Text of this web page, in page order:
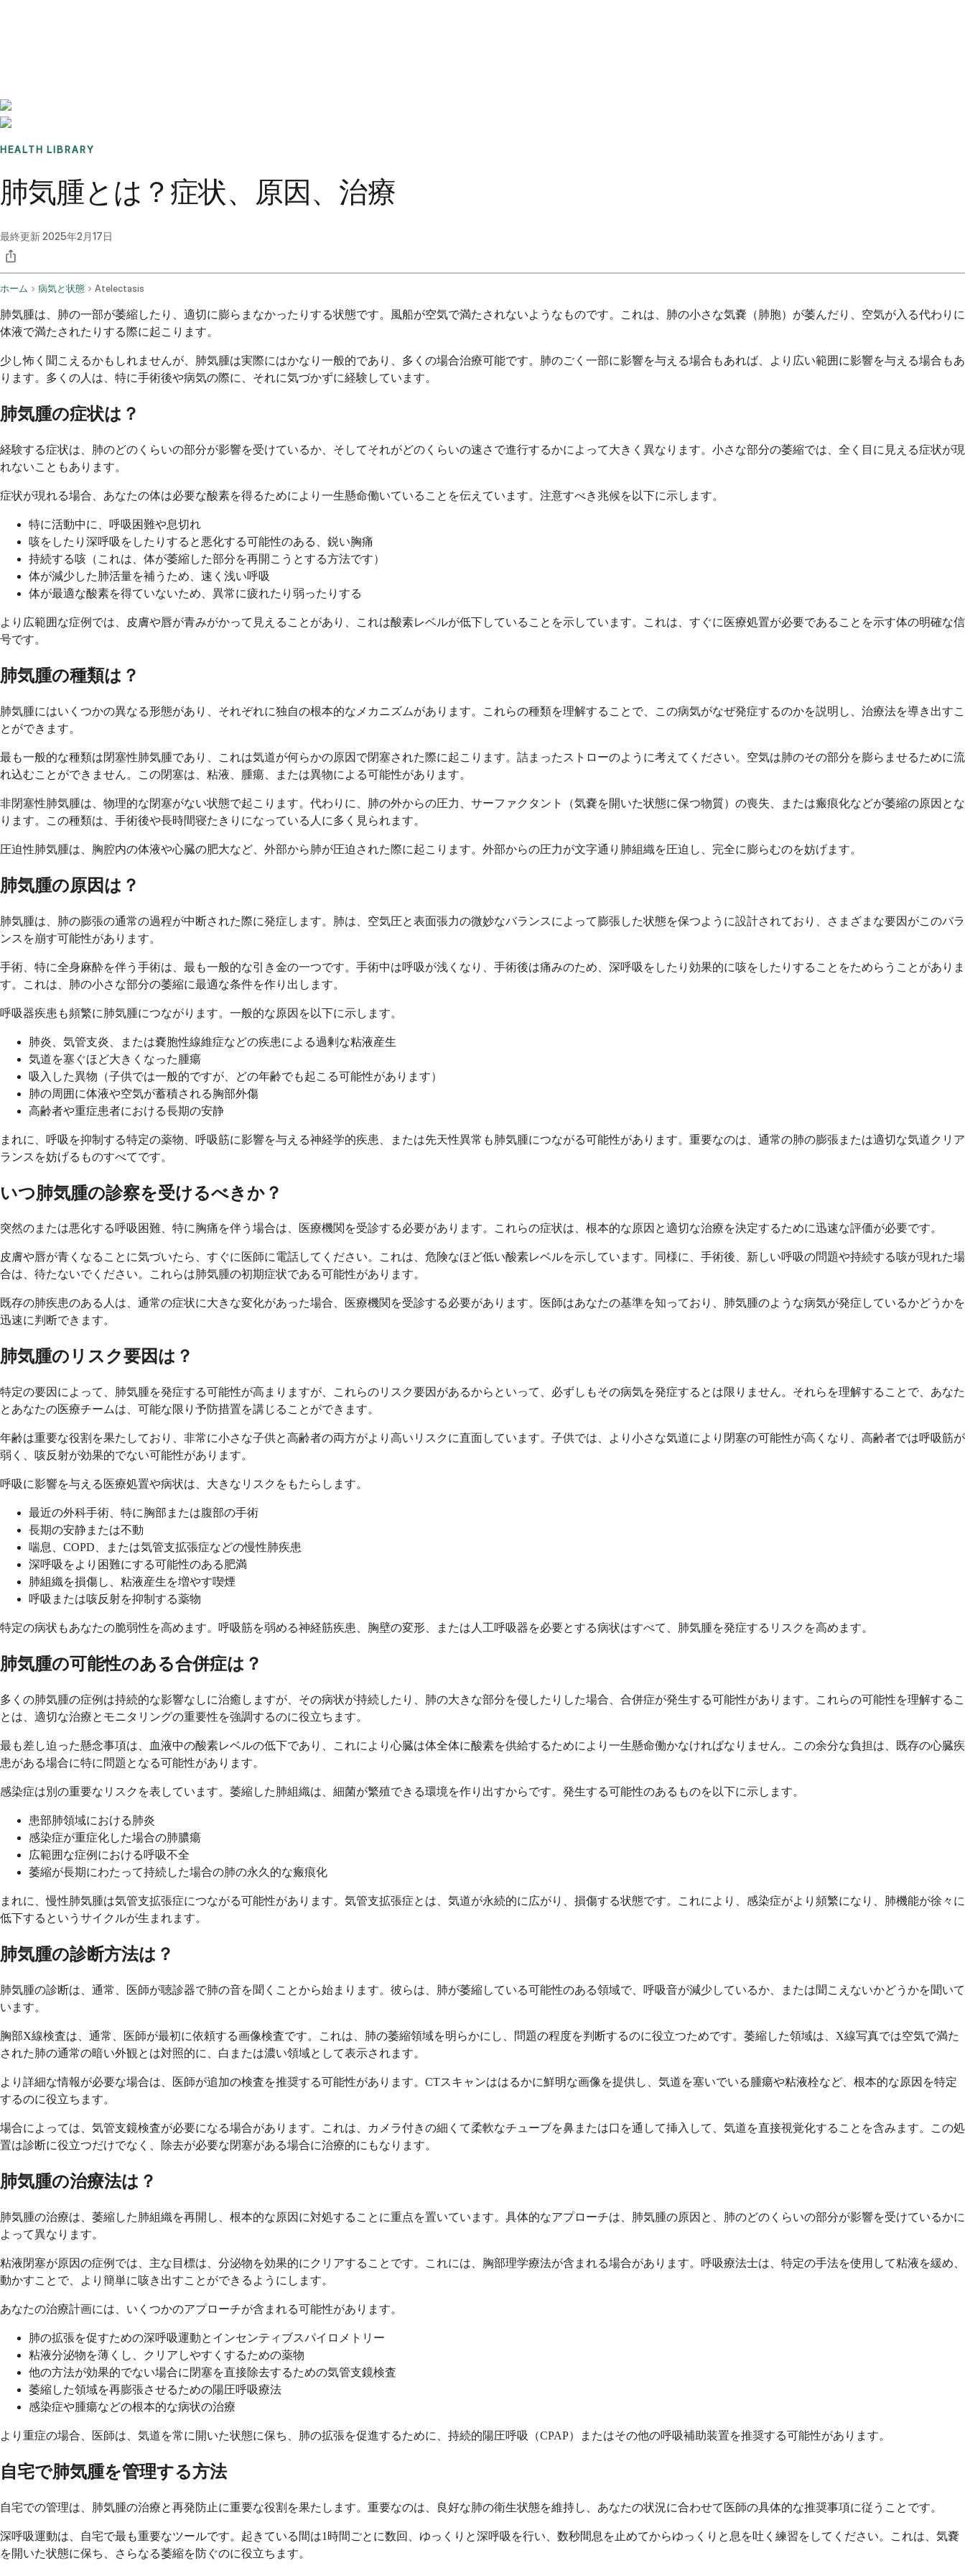
HEALTH LIBRARY
肺気腫とは？症状、原因、治療
最終更新2025年2月17日
ホーム 病気と状態 Atelectasis
肺気腫は、肺の一部が萎縮したり、適切に膨らまなかったりする状態です。風船が空気で満たされないようなものです。これは、肺の小さな気嚢（肺胞）が萎んだり、空気が入る代わりに
体液で満たされたりする際に起こります。
少し怖く聞こえるかもしれませんが、肺気腫は実際にはかなり一般的であり、多くの場合治療可能です。肺のごく一部に影響を与える場合もあれば、より広い範囲に影響を与える場合もあ
ります。多くの人は、特に手術後や病気の際に、それに気づかずに経験しています。
肺気腫の症状は？
経験する症状は、肺のどのくらいの部分が影響を受けているか、そしてそれがどのくらいの速さで進行するかによって大きく異なります。小さな部分の萎縮では、全く目に見える症状が現
れないこともあります。
症状が現れる場合、あなたの体は必要な酸素を得るためにより一生懸命働いていることを伝えています。注意すべき兆候を以下に示します。
特に活動中に、呼吸困難や息切れ
咳をしたり深呼吸をしたりすると悪化する可能性のある、鋭い胸痛
持続する咳（これは、体が萎縮した部分を再開こうとする方法です）
体が減少した肺活量を補うため、速く浅い呼吸
体が最適な酸素を得ていないため、異常に疲れたり弱ったりする
より広範囲な症例では、皮膚や唇が青みがかって見えることがあり、これは酸素レベルが低下していることを示しています。これは、すぐに医療処置が必要であることを示す体の明確な信
号です。
肺気腫の種類は？
肺気腫にはいくつかの異なる形態があり、それぞれに独自の根本的なメカニズムがあります。これらの種類を理解することで、この病気がなぜ発症するのかを説明し、治療法を導き出すこ
とができます。
最も一般的な種類は閉塞性肺気腫であり、これは気道が何らかの原因で閉塞された際に起こります。詰まったストローのように考えてください。空気は肺のその部分を膨らませるために流
れ込むことができません。この閉塞は、粘液、腫瘍、または異物による可能性があります。
非閉塞性肺気腫は、物理的な閉塞がない状態で起こります。代わりに、肺の外からの圧力、サーファクタント（気嚢を開いた状態に保つ物質）の喪失、または瘢痕化などが萎縮の原因とな
ります。この種類は、手術後や長時間寝たきりになっている人に多く見られます。
圧迫性肺気腫は、胸腔内の体液や心臓の肥大など、外部から肺が圧迫された際に起こります。外部からの圧力が文字通り肺組織を圧迫し、完全に膨らむのを妨げます。
肺気腫の原因は？
肺気腫は、肺の膨張の通常の過程が中断された際に発症します。肺は、空気圧と表面張力の微妙なバランスによって膨張した状態を保つように設計されており、さまざまな要因がこのバラ
ンスを崩す可能性があります。
手術、特に全身麻酔を伴う手術は、最も一般的な引き金の一つです。手術中は呼吸が浅くなり、手術後は痛みのため、深呼吸をしたり効果的に咳をしたりすることをためらうことがありま
す。これは、肺の小さな部分の萎縮に最適な条件を作り出します。
呼吸器疾患も頻繁に肺気腫につながります。一般的な原因を以下に示します。
肺炎、気管支炎、または嚢胞性線維症などの疾患による過剰な粘液産生
気道を塞ぐほど大きくなった腫瘍
吸入した異物（子供では一般的ですが、どの年齢でも起こる可能性があります）
肺の周囲に体液や空気が蓄積される胸部外傷
高齢者や重症患者における長期の安静
まれに、呼吸を抑制する特定の薬物、呼吸筋に影響を与える神経学的疾患、または先天性異常も肺気腫につながる可能性があります。重要なのは、通常の肺の膨張または適切な気道クリア
ランスを妨げるものすべてです。
いつ肺気腫の診察を受けるべきか？
突然のまたは悪化する呼吸困難、特に胸痛を伴う場合は、医療機関を受診する必要があります。これらの症状は、根本的な原因と適切な治療を決定するために迅速な評価が必要です。
皮膚や唇が青くなることに気づいたら、すぐに医師に電話してください。これは、危険なほど低い酸素レベルを示しています。同様に、手術後、新しい呼吸の問題や持続する咳が現れた場
合は、待たないでください。これらは肺気腫の初期症状である可能性があります。
既存の肺疾患のある人は、通常の症状に大きな変化があった場合、医療機関を受診する必要があります。医師はあなたの基準を知っており、肺気腫のような病気が発症しているかどうかを
迅速に判断できます。
肺気腫のリスク要因は？
特定の要因によって、肺気腫を発症する可能性が高まりますが、これらのリスク要因があるからといって、必ずしもその病気を発症するとは限りません。それらを理解することで、あなた
とあなたの医療チームは、可能な限り予防措置を講じることができます。
年齢は重要な役割を果たしており、非常に小さな子供と高齢者の両方がより高いリスクに直面しています。子供では、より小さな気道により閉塞の可能性が高くなり、高齢者では呼吸筋が
弱く、咳反射が効果的でない可能性があります。
呼吸に影響を与える医療処置や病状は、大きなリスクをもたらします。
最近の外科手術、特に胸部または腹部の手術
長期の安静または不動
喘息、COPD、または気管支拡張症などの慢性肺疾患
深呼吸をより困難にする可能性のある肥満
肺組織を損傷し、粘液産生を増やす喫煙
呼吸または咳反射を抑制する薬物
特定の病状もあなたの脆弱性を高めます。呼吸筋を弱める神経筋疾患、胸壁の変形、または人工呼吸器を必要とする病状はすべて、肺気腫を発症するリスクを高めます。
肺気腫の可能性のある合併症は？
多くの肺気腫の症例は持続的な影響なしに治癒しますが、その病状が持続したり、肺の大きな部分を侵したりした場合、合併症が発生する可能性があります。これらの可能性を理解するこ
とは、適切な治療とモニタリングの重要性を強調するのに役立ちます。
最も差し迫った懸念事項は、血液中の酸素レベルの低下であり、これにより心臓は体全体に酸素を供給するためにより一生懸命働かなければなりません。この余分な負担は、既存の心臓疾
患がある場合に特に問題となる可能性があります。
感染症は別の重要なリスクを表しています。萎縮した肺組織は、細菌が繁殖できる環境を作り出すからです。発生する可能性のあるものを以下に示します。
患部肺領域における肺炎
感染症が重症化した場合の肺膿瘍
広範囲な症例における呼吸不全
萎縮が長期にわたって持続した場合の肺の永久的な瘢痕化
まれに、慢性肺気腫は気管支拡張症につながる可能性があります。気管支拡張症とは、気道が永続的に広がり、損傷する状態です。これにより、感染症がより頻繁になり、肺機能が徐々に
低下するというサイクルが生まれます。
肺気腫の診断方法は？
肺気腫の診断は、通常、医師が聴診器で肺の音を聞くことから始まります。彼らは、肺が萎縮している可能性のある領域で、呼吸音が減少しているか、または聞こえないかどうかを聞いて
います。
胸部X線検査は、通常、医師が最初に依頼する画像検査です。これは、肺の萎縮領域を明らかにし、問題の程度を判断するのに役立つためです。萎縮した領域は、X線写真では空気で満た
された肺の通常の暗い外観とは対照的に、白または濃い領域として表示されます。
より詳細な情報が必要な場合は、医師が追加の検査を推奨する可能性があります。CTスキャンははるかに鮮明な画像を提供し、気道を塞いでいる腫瘍や粘液栓など、根本的な原因を特定
するのに役立ちます。
場合によっては、気管支鏡検査が必要になる場合があります。これは、カメラ付きの細くて柔軟なチューブを鼻または口を通して挿入して、気道を直接視覚化することを含みます。この処
置は診断に役立つだけでなく、除去が必要な閉塞がある場合に治療的にもなります。
肺気腫の治療法は？
肺気腫の治療は、萎縮した肺組織を再開し、根本的な原因に対処することに重点を置いています。具体的なアプローチは、肺気腫の原因と、肺のどのくらいの部分が影響を受けているかに
よって異なります。
粘液閉塞が原因の症例では、主な目標は、分泌物を効果的にクリアすることです。これには、胸部理学療法が含まれる場合があります。呼吸療法士は、特定の手法を使用して粘液を緩め、
動かすことで、より簡単に咳き出すことができるようにします。
あなたの治療計画には、いくつかのアプローチが含まれる可能性があります。
肺の拡張を促すための深呼吸運動とインセンティブスパイロメトリー
粘液分泌物を薄くし、クリアしやすくするための薬物
他の方法が効果的でない場合に閉塞を直接除去するための気管支鏡検査
萎縮した領域を再膨張させるための陽圧呼吸療法
感染症や腫瘍などの根本的な病状の治療
より重症の場合、医師は、気道を常に開いた状態に保ち、肺の拡張を促進するために、持続的陽圧呼吸（CPAP）またはその他の呼吸補助装置を推奨する可能性があります。
自宅で肺気腫を管理する方法
自宅での管理は、肺気腫の治療と再発防止に重要な役割を果たします。重要なのは、良好な肺の衛生状態を維持し、あなたの状況に合わせて医師の具体的な推奨事項に従うことです。
深呼吸運動は、自宅で最も重要なツールです。起きている間は1時間ごとに数回、ゆっくりと深呼吸を行い、数秒間息を止めてからゆっくりと息を吐く練習をしてください。これは、気嚢
を開いた状態に保ち、さらなる萎縮を防ぐのに役立ちます。